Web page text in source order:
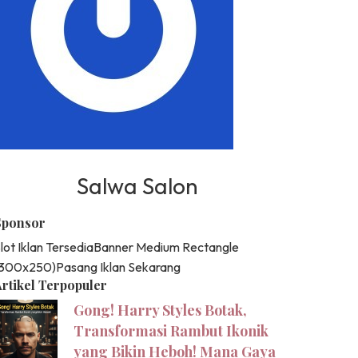
Salwa Salon
Iklan TersediaBanner Medium Rectangle
Pasang Iklan Sekarang
Terpopuler
Gong! Harry Styles Botak,
Transformasi Rambut Ikonik
yang Bikin Heboh! Mana Gaya